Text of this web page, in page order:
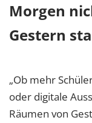
Morgen
Gestern
„Ob mehr
oder digitale
Räumen von